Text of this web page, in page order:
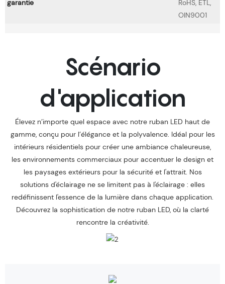
garantie
RoHS, ETL,
OIN9001
Scénario
d'application
Élevez n’importe quel espace avec notre ruban LED haut de
gamme, conçu pour l’élégance et la polyvalence. Idéal pour les
intérieurs résidentiels pour créer une ambiance chaleureuse,
les environnements commerciaux pour accentuer le design et
les paysages extérieurs pour la sécurité et l'attrait. Nos
solutions d'éclairage ne se limitent pas à l'éclairage : elles
redéfinissent l'essence de la lumière dans chaque application.
Découvrez la sophistication de notre ruban LED, où la clarté
rencontre la créativité.